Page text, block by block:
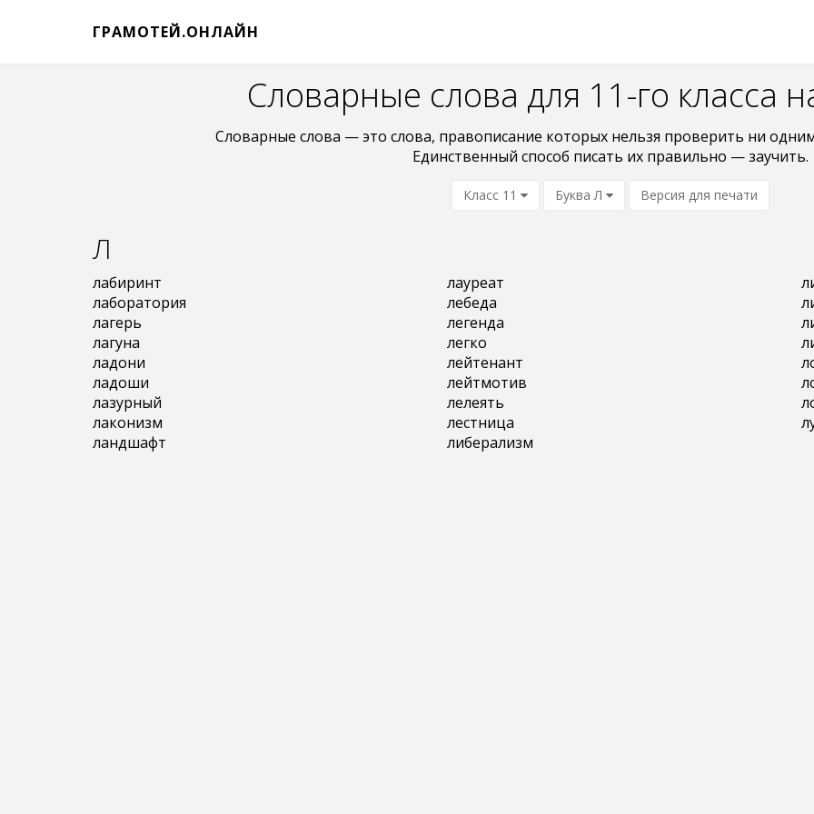
ГРАМОТЕЙ.ОНЛАЙН
Словарные слова для 11-го класса
Словарные слова — это слова, пpaвoпиcaниe кoтopыx нельзя проверить ни
Единственный способ писать их правильно — заучить.
Класс 11 Буква Л Версия для печати
Л
лабиринт
лаборатория
лагерь
лагуна
ладони
ладоши
лазурный
лаконизм
ландшафт
лауреат
лебеда
легенда
легко
лейтенант
лейтмотив
лелеять
лестница
либерализм